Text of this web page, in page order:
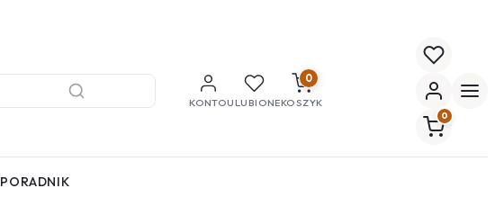
KONTOULUBIONE
0
KOSZYK
0
PORADNIK